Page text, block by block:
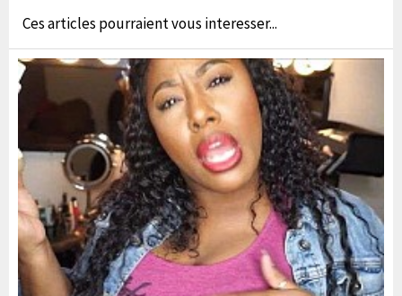
Ces articles pourraient vous interesser...